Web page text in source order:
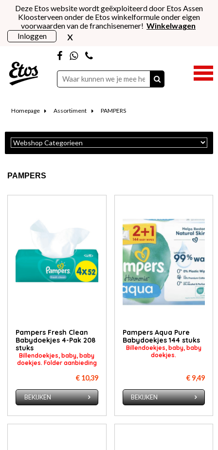
Deze Etos website wordt geëxploiteerd door Etos Assen
Kloosterveen onder de Etos winkelformule onder eigen
voorwaarden van de franchisenemer! Winkelwagen
Inloggen
x
Homepage Assortiment PAMPERS
PAMPERS
Pampers Fresh Clean
Babydoekjes 4-Pak 208
stuks
Billendoekjes, baby, baby
doekjes. Folder aanbieding
€ 10,39
BEKIJKEN
Pampers Aqua Pure
Babydoekjes 144 stuks
Billendoekjes, baby, baby
doekjes.
€ 9,49
BEKIJKEN